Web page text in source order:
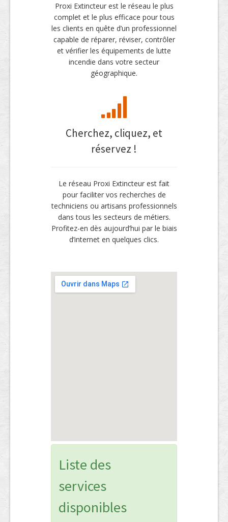
Proxi Extincteur est le réseau le plus
complet et le plus efficace pour tous
les clients en quête d’un professionnel
capable de réparer, réviser, contrôler
et vérifier les équipements de lutte
incendie dans votre secteur
géographique.
Cherchez, cliquez, et
réservez !
Le réseau Proxi Extincteur est fait
pour faciliter vos recherches de
techniciens ou artisans professionnels
dans tous les secteurs de métiers.
Profitez-en dès aujourd’hui par le biais
d’internet en quelques clics.
Liste des
services
disponibles